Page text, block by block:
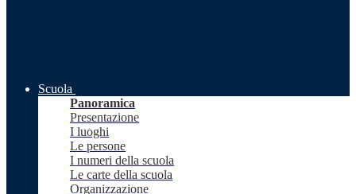
Scuola
Panoramica
Presentazione
I luoghi
Le persone
I numeri della scuola
Le carte della scuola
Organizzazione